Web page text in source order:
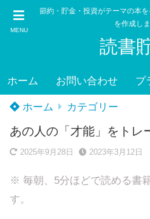
MENU
節約・貯金・投資がテーマの本
を作成し
読書
ホーム お問い合わせ プ
ホーム カテゴリー
あの人の「才能」をトレ
2025年9月28日 2023年3月12日
※ 毎朝、5分ほどで読める書
す。